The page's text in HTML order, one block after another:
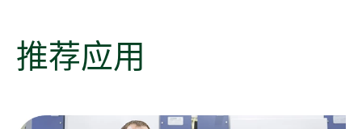
推荐应用